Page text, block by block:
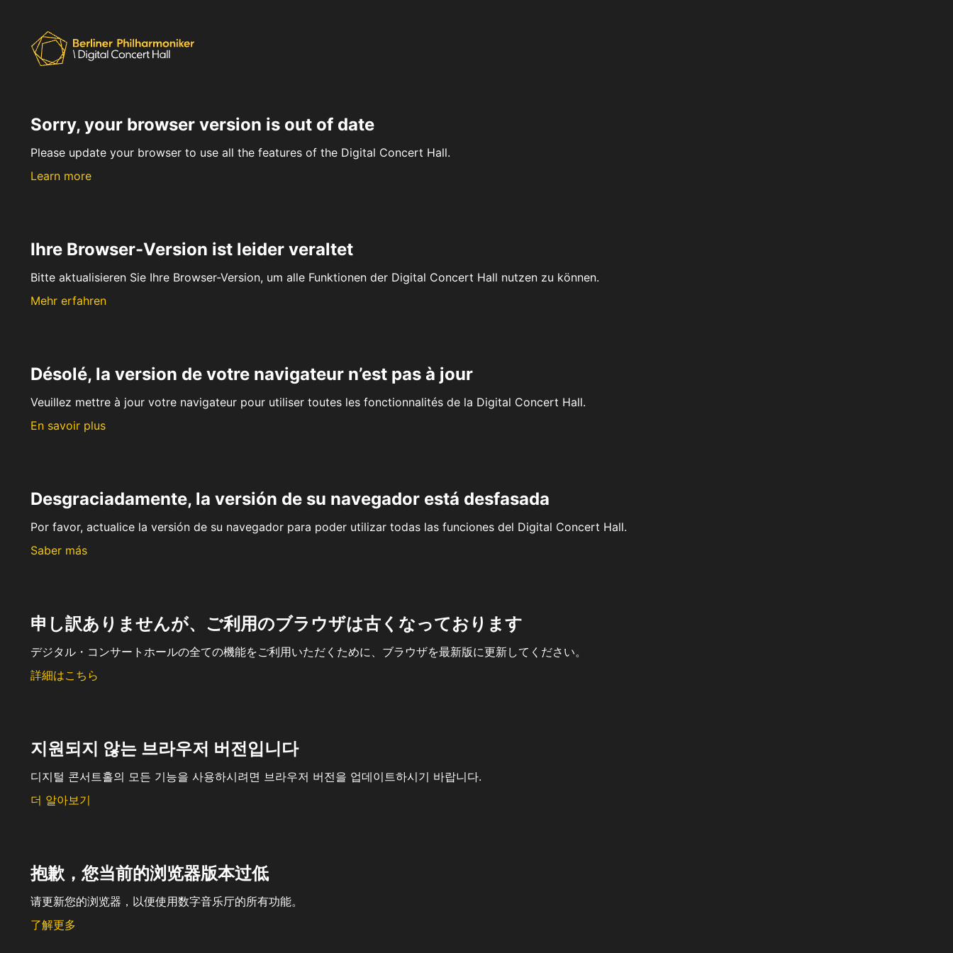
Sorry, your browser version is out of date
Please update your browser to use all the features of the Digital Concert Hall.
Learn more
Ihre Browser-Version ist leider veraltet
Bitte aktualisieren Sie Ihre Browser-Version, um alle Funktionen der Digital Concert Hall nutzen zu können.
Mehr erfahren
Désolé, la version de votre navigateur n’est pas à jour
Veuillez mettre à jour votre navigateur pour utiliser toutes les fonctionnalités de la Digital Concert Hall.
En savoir plus
Desgraciadamente, la versión de su navegador está desfasada
Por favor, actualice la versión de su navegador para poder utilizar todas las funciones del Digital Concert Hall.
Saber más
申し訳ありませんが、ご利用のブラウザは古くなっております
デジタル・コンサートホールの全ての機能をご利用いただくために、ブラウザを最新版に更新してください。
詳細はこちら
지원되지 않는 브라우저 버전입니다
디지털 콘서트홀의 모든 기능을 사용하시려면 브라우저 버전을 업데이트하시기 바랍니다.
더 알아보기
抱歉，您当前的浏览器版本过低
请更新您的浏览器，以便使用数字音乐厅的所有功能。
了解更多